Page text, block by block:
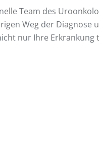
Team des
Weg der
nur Ihre